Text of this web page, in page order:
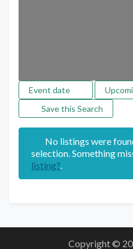
Event date
Save this Search
No listings were
selection. Something
listing?.
Copyright ©